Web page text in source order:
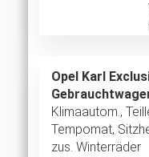
Opel Karl
Klimaautom.,
Tempomat,
zus. Winterräder